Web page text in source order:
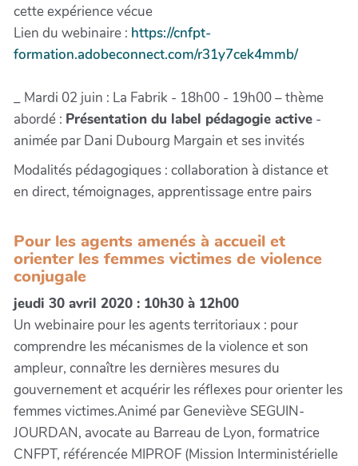
cette expérience vécue
Lien du webinaire : https://cnfpt-
formation.adobeconnect.com/r31y7cek4mmb/
_ Mardi 02 juin : La Fabrik - 18h00 - 19h00 – thème
abordé : Présentation du label pédagogie active -
animée par Dani Dubourg Margain et ses invités
Modalités pédagogiques : collaboration à distance et
en direct, témoignages, apprentissage entre pairs
Pour les agents amenés à accueil et
orienter les femmes victimes de violence
conjugale
jeudi 30 avril 2020 : 10h30 à 12h00
Un webinaire pour les agents territoriaux : pour
comprendre les mécanismes de la violence et son
ampleur, connaître les dernières mesures du
gouvernement et acquérir les réflexes pour orienter les
femmes victimes.Animé par Geneviève SEGUIN-
JOURDAN, avocate au Barreau de Lyon, formatrice
CNFPT, référencée MIPROF (Mission Interministérielle